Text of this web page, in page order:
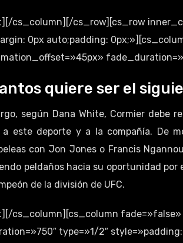
cs_column][/cs_row][cs_row
0px auto;padding:
quiere ser el
según Dana White, Cormier debe
a este deporte y a la compañía. De
con Jon Jones o Francis
peldaños hacia su oportunidad
de la división de UFC.
cs_column][cs_column
type=»1/2″